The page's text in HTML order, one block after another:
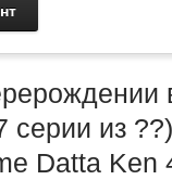
серии из
Datta Ken